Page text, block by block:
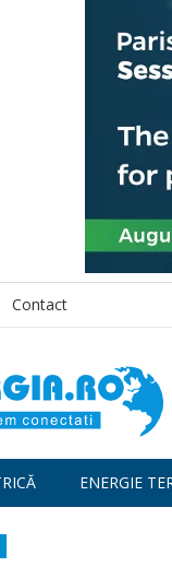
Contact
ENERGIE